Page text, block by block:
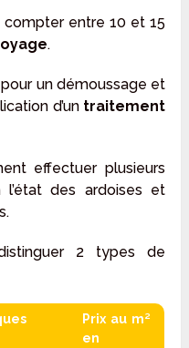
entre 10 et 15
.
un démoussage et
d’un traitement
effectuer plusieurs
l’état des ardoises et
2 types de
Prix au m²
en